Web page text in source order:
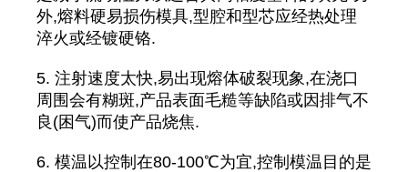
外,熔料硬易损伤模具,型腔和型芯应经热处理
淬火或经镀硬铬.
5. 注射速度太快,易出现熔体破裂现象,在浇口
周围会有糊斑,产品表面毛糙等缺陷或因排气不
良(困气)而使产品烧焦.
6. 模温以控制在80-100℃为宜,控制模温目的是